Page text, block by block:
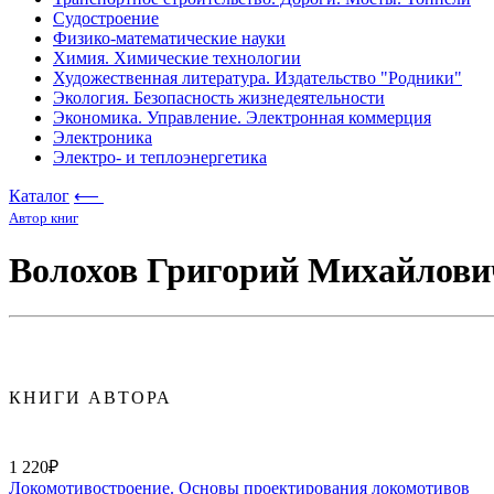
Судостроение
Физико-математические науки
Химия. Химические технологии
Художественная литература. Издательство "Родники"
Экология. Безопасность жизнедеятельности
Экономика. Управление. Электронная коммерция
Электроника
Электро- и теплоэнергетика
Каталог ⟵
Автор книг
Волохов Григорий
КНИГИ АВТОРА
1 220₽
Локомотивостроение. Основы проектирования локомотивов